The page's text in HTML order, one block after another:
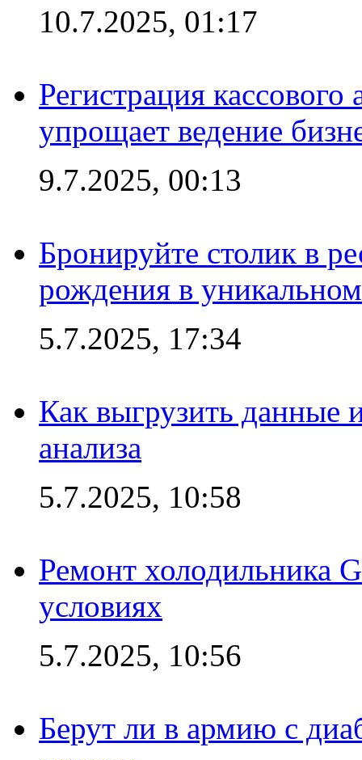
10.7.2025, 01:17
Регистрация
упрощает ведение
9.7.2025, 00:13
Бронируйте столик в
рождения в
5.7.2025, 17:34
Как выгрузить данные
анализа
5.7.2025, 10:58
Ремонт холодильника
условиях
5.7.2025, 10:56
Берут ли в армию с